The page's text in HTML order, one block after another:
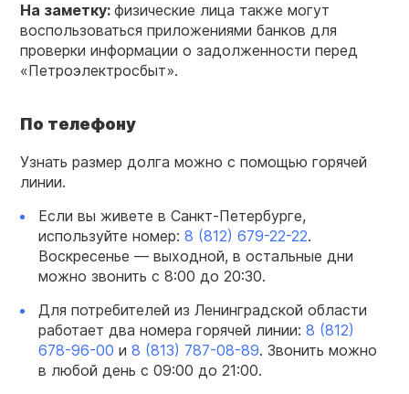
На заметку: физические лица также могут
воспользоваться приложениями банков для
проверки информации о задолженности перед
«Петроэлектросбыт».
По телефону
Узнать размер долга можно с помощью горячей
линии.
Если вы живете в Санкт-Петербурге,
используйте номер: 8 (812) 679-22-22.
Воскресенье — выходной, в остальные дни
можно звонить с 8:00 до 20:30.
Для потребителей из Ленинградской области
работает два номера горячей линии: 8 (812)
678-96-00 и 8 (813) 787-08-89. Звонить можно
в любой день с 09:00 до 21:00.